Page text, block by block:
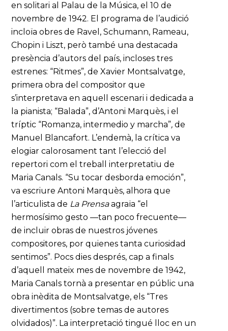
en solitari al Palau de la Música, el 10 de
novembre de 1942. El programa de l’audició
incloïa obres de Ravel, Schumann, Rameau,
Chopin i Liszt, però també una destacada
presència d’autors del país, incloses tres
estrenes: “Ritmes”, de Xavier Montsalvatge,
primera obra del compositor que
s’interpretava en aquell escenari i dedicada a
la pianista; “Balada”, d’Antoni Marquès, i el
tríptic “Romanza, intermedio y marcha”,de
Manuel Blancafort. L’endemà, la crítica va
elogiar calorosament tant l’elecció del
repertori com el treball interpretatiu de
Maria Canals. “Su tocar desborda emoción”,
va escriure Antoni Marquès, alhora que
l’articulista de La Prensaagraïa “el
hermosísimo gesto —tan poco frecuente—
de incluir obras de nuestros jóvenes
compositores, por quienes tanta curiosidad
sentimos”. Pocs dies després, cap a finals
d’aquell mateix mes de novembre de 1942,
Maria Canals tornà a presentar en públic una
obra inèdita de Montsalvatge, els “Tres
divertimentos (sobre temas de autores
olvidados)”. La interpretació tingué lloc en un